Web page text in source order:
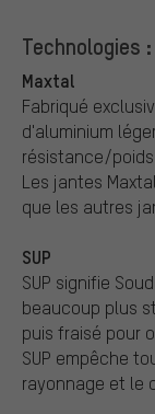
Technologies :
Maxtal
Fabriqué
d'aluminium
résistance/
Les jantes
que les autres
SUP
SUP signifie
beaucoup plus
puis fraisé pour
SUP empêche
rayonnage et le